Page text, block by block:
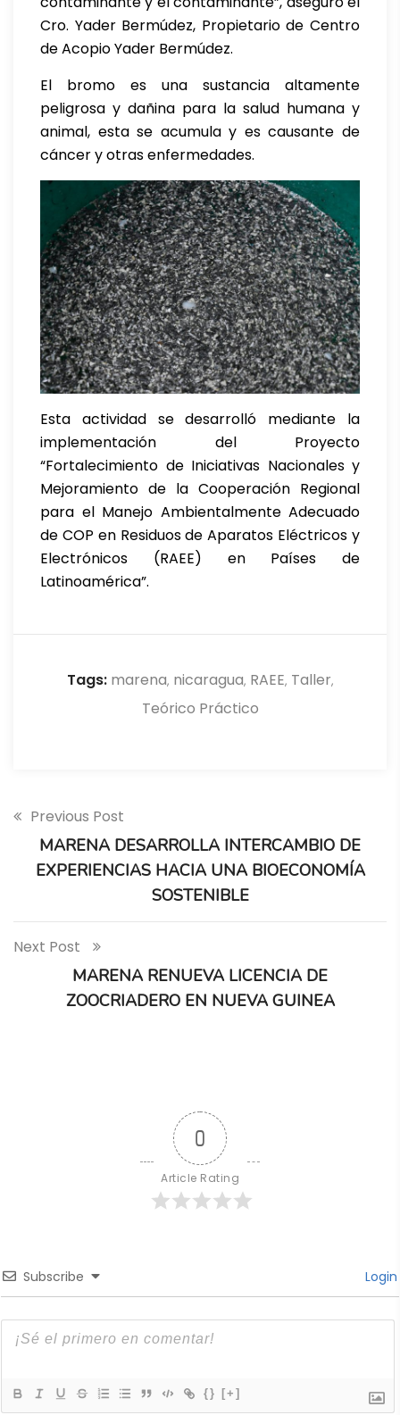
Cro. Yader Bermúdez, Propietario de Centro
de Acopio Yader Bermúdez.
El bromo es una sustancia altamente
peligrosa y dañina para la salud humana y
animal, esta se acumula y es causante de
cáncer y otras enfermedades.
Esta actividad se desarrolló mediante la
implementación del Proyecto
“Fortalecimiento de Iniciativas Nacionales y
Mejoramiento de la Cooperación Regional
para el Manejo Ambientalmente Adecuado
de COP en Residuos de Aparatos Eléctricos y
Electrónicos (RAEE) en Países de
Latinoamérica”.
Tags: marena, nicaragua, RAEE, Taller,
Teórico Práctico
Previous Post
MARENA DESARROLLA INTERCAMBIO DE
EXPERIENCIAS HACIA UNA BIOECONOMÍA
SOSTENIBLE
Next Post
MARENA RENUEVA LICENCIA DE
ZOOCRIADERO EN NUEVA GUINEA
0
Article Rating
Subscribe Login
{} [+]